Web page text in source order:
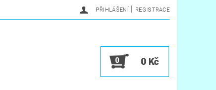
PŘIHLÁŠENÍ | REGISTRACE
0 0 Kč